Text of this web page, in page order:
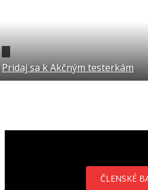
Pridaj sa k Akčným testerkám
ČLENSKÉ